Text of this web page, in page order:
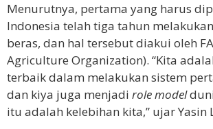
Menurutnya, pertama yang harus
Indonesia telah tiga tahun
beras, dan hal tersebut diakui oleh
Agriculture Organization). “Kita
terbaik dalam melakukan sistem
dan kiya juga menjadi role model
itu adalah kelebihan kita,” ujar Yasin